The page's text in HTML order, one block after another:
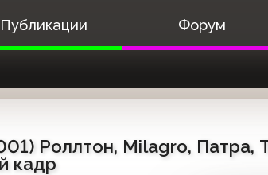
Публикации Форум
Роллтон, Milagro, Патра,
кадр